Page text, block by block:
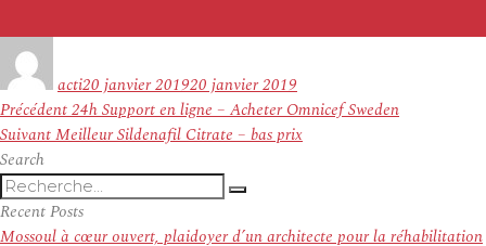
actile
20 janvier 201920 janvier 2019
Navigation
de
l’article
PrécédentArticle
précédent :
24h Support en ligne – Acheter Omnicef Sweden
SuivantArticle
Meilleur Sildenafil Citrate – bas prix
Search
Recherche
pour
:
Recherche
Recent Posts
Mossoul à cœur ouvert, plaidoyer d’un architecte pour la réhabilitation